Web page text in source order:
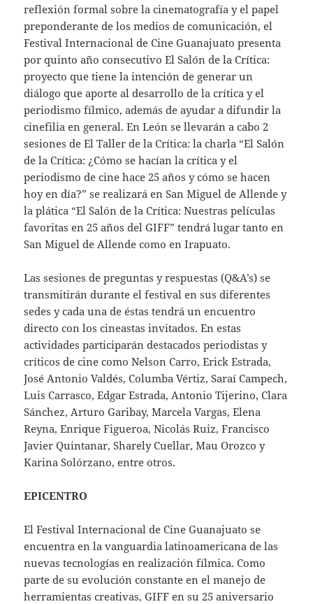
reflexión formal sobre la cinematografía y el papel
preponderante de los medios de comunicación, el
Festival Internacional de Cine Guanajuato presenta
por quinto año consecutivo El Salón de la Crítica:
proyecto que tiene la intención de generar un
diálogo que aporte al desarrollo de la crítica y el
periodismo fílmico, además de ayudar a difundir la
cinefilia en general. En León se llevarán a cabo 2
sesiones de El Taller de la Crítica: la charla “El Salón
de la Crítica: ¿Cómo se hacían la crítica y el
periodismo de cine hace 25 años y cómo se hacen
hoy en día?” se realizará en San Miguel de Allende y
la plática “El Salón de la Crítica: Nuestras películas
favoritas en 25 años del GIFF” tendrá lugar tanto en
San Miguel de Allende como en Irapuato.
Las sesiones de preguntas y respuestas (Q&A’s) se
transmitirán durante el festival en sus diferentes
sedes y cada una de éstas tendrá un encuentro
directo con los cineastas invitados. En estas
actividades participarán destacados periodistas y
críticos de cine como Nelson Carro, Erick Estrada,
José Antonio Valdés, Columba Vértiz, Saraí Campech,
Luis Carrasco, Edgar Estrada, Antonio Tijerino, Clara
Sánchez, Arturo Garibay, Marcela Vargas, Elena
Reyna, Enrique Figueroa, Nicolás Ruiz, Francisco
Javier Quintanar, Sharely Cuellar, Mau Orozco y
Karina Solórzano, entre otros.
EPICENTRO
El Festival Internacional de Cine Guanajuato se
encuentra en la vanguardia latinoamericana de las
nuevas tecnologías en realización fílmica. Como
parte de su evolución constante en el manejo de
herramientas creativas, GIFF en su 25 aniversario